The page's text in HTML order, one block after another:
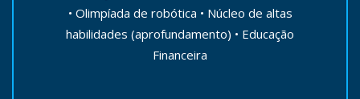
• Olimpíada de robótica • Núcleo de altas
habilidades (aprofundamento) • Educação
Financeira